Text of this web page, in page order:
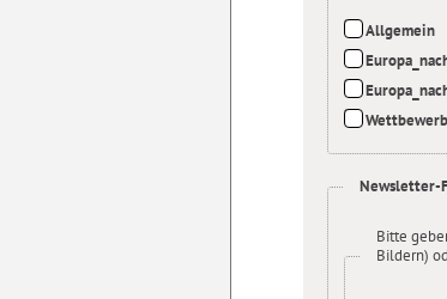
Allgemein
Newsletter-
Bitte
Bildern)